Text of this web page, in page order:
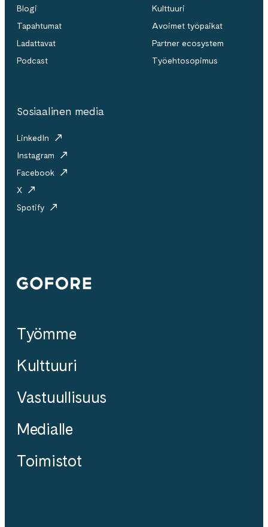
Blogi
Tapahtumat
Ladattavat
Podcast
Kulttuuri
Avoimet työpaikat
Partner ecosystem
Työehtosopimus
Sosiaalinen media
LinkedIn
Instagram
Facebook
X
Spotify
Gofore
Työmme
Kulttuuri
Vastuullisuus
Medialle
Toimistot